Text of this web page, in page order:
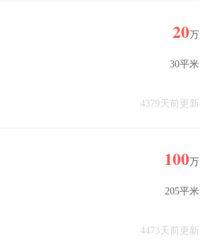
20万
30平米
4379天前更新
100万
205平米
4473天前更新